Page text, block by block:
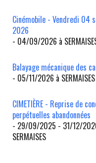
Cinémobile - Vendredi 04
2026
- 04/09/2026 à
Balayage mécanique des
- 05/11/2026 à SERMAISES
CIMETIÈRE - Reprise de
perpétuelles abandonnées
- 29/09/2025 - 31/12/
SERMAISES